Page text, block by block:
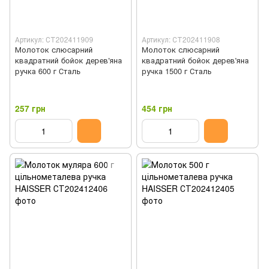
Артикул: СТ202411909
Молоток слюсарний
квадратний бойок дерев'яна
ручка 600 г Сталь
257 грн
Артикул: СТ202411908
Молоток слюсарний
квадратний бойок дерев'яна
ручка 1500 г Сталь
454 грн